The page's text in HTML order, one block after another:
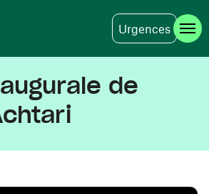
Urgences
de